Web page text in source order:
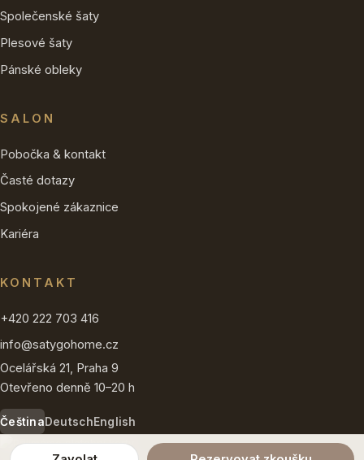
Společenské šaty
Plesové šaty
Pánské obleky
SALON
Pobočka & kontakt
Časté dotazy
Spokojené zákaznice
Kariéra
KONTAKT
+420 222 703 416
info@satygohome.cz
Ocelářská 21, Praha 9
Otevřeno denně 10–20 h
ČeštinaDeutschEnglish